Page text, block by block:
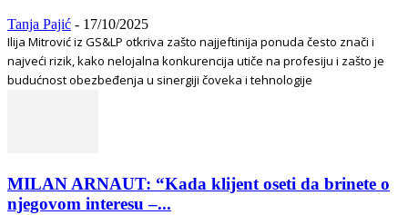
Tanja Pajić - 17/10/2025
Ilija Mitrović iz GS&LP otkriva zašto najjeftinija ponuda često znači i
najveći rizik, kako nelojalna konkurencija utiče na profesiju i zašto je
budućnost obezbeđenja u sinergiji čoveka i tehnologije
MILAN ARNAUT: “Kada klijent oseti da brinete o
njegovom interesu –...